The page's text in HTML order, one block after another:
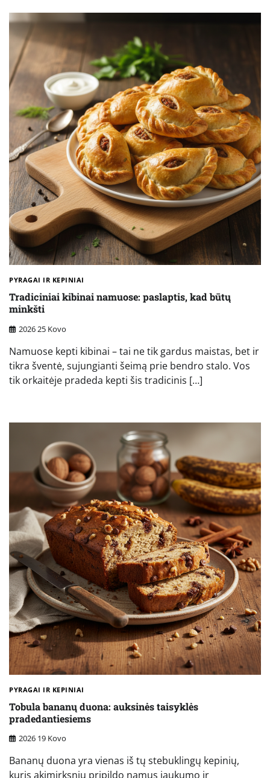
PYRAGAI IR KEPINIAI
Tradiciniai kibinai namuose: paslaptis, kad būtų
minkšti
2026 25 Kovo
Namuose kepti kibinai – tai ne tik gardus maistas, bet ir
tikra šventė, sujungianti šeimą prie bendro stalo. Vos
tik orkaitėje pradeda kepti šis tradicinis […]
PYRAGAI IR KEPINIAI
Tobula bananų duona: auksinės taisyklės
pradedantiesiems
2026 19 Kovo
Bananų duona yra vienas iš tų stebuklingų kepinių,
kuris akimirksniu pripildo namus jaukumo ir